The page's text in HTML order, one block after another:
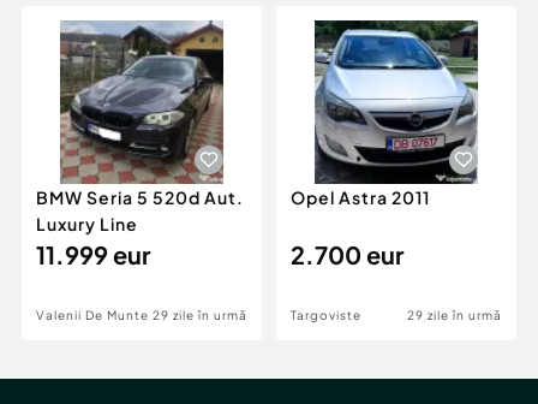
Servicii
Animale de companie
Afaceri și echipamente profesionale
Inchiriere Bunuri si Vehicule
Utilaje agricole si industriale
Piese auto si accesorii
Dacia Duster
BMW Seria 5 520d Aut.
Luxury Line
11.999 eur
Valenii De Munte 29 zile în urmă
Opel Astra 2011
2.700 eur
Targoviste 29 zile în urmă